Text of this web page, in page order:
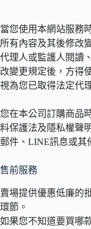
當您使用本網站服務
所有內容及其後修改
代理人或監護人閱讀
改變更規定後，方得
視為您已取得法定代
您在本公司訂購商品
料保護法及隱私權聲
郵件、LINE訊息或其
售前服務
賣場提供優惠低廉的
環節。
如果您不知道要買哪